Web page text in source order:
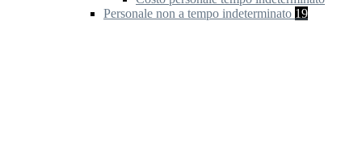
Personale non a tempo indeterminato 19